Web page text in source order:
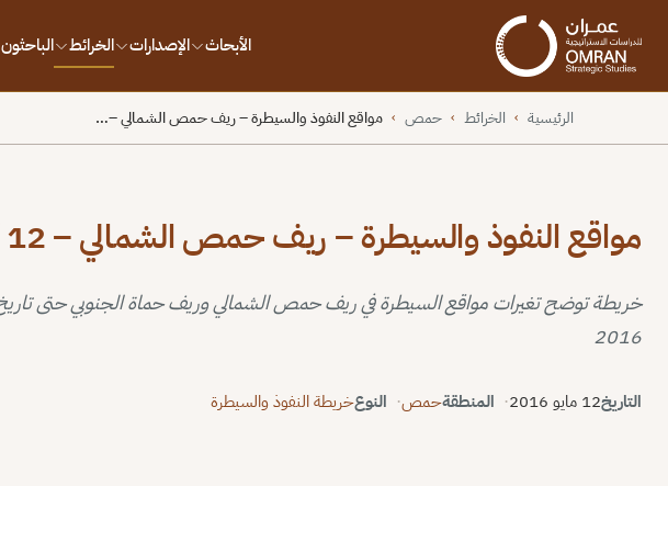
الأبحاث الإصدارات الخرائط الباحثون
الرئيسية › الخرائط › حمص › مواقع النفوذ والسيطرة – ريف حمص الشمالي –…
مواقع النفوذ والسيطرة – ريف حمص الشمالي – 12 أيار 2016
2016
التاريخ12 مايو 2016 المنطقةحمص النوعخريطة النفوذ والسيطرة